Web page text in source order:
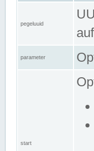
pegeluuid
parameter
start